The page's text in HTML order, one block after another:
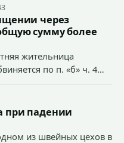
через
сумму более
жительница
по п. «б» ч. 4
маркетплейс.
при падении
из швейных цехов в